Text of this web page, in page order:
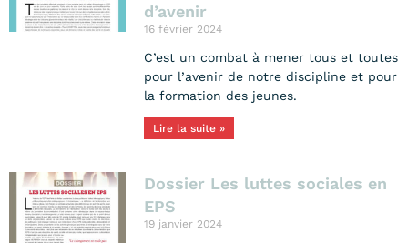
d’avenir
16 février 2024
C’est un combat à mener tous et toutes
pour l’avenir de notre discipline et pour
la formation des jeunes.
Lire la suite »
Dossier Les luttes sociales en
EPS
19 janvier 2024